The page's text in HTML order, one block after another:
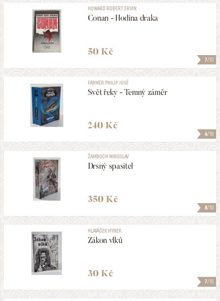
7/10
HOWARD ROBERT ERVIN
Conan - Hodina draka
50 Kč
6/10
FARMER PHILIP JOSÉ
Svět řeky - Temný záměr
240 Kč
8/10
ŽAMBOCH MIROSLAV
Drsný spasitel
350 Kč
7/10
HLAVÁČEK HYNEK
Zákon vlků
30 Kč